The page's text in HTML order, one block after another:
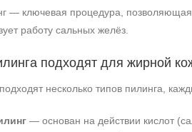
— ключевая процедура,
работу сальных желёз.
подходят для жирной
несколько типов пилинга,
— основан на действии кислот